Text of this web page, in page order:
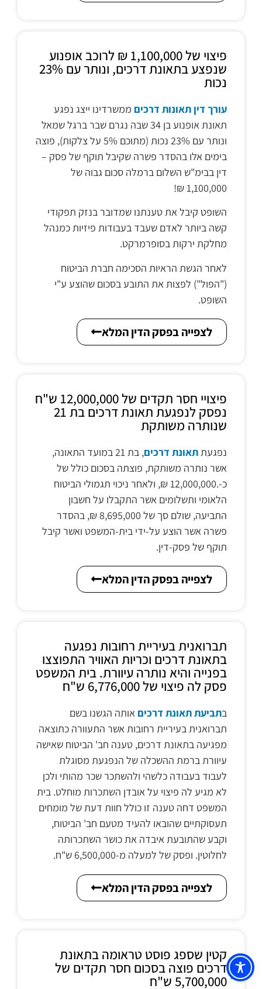
פיצוי של 1,100,000 ₪ לרוכב אופנוע
שנפצע בתאונת דרכים, ונותר עם 23%
נכות
עורך דין תאונות דרכים ממשרדינו ייצג נפגע
תאונת אופנוע בן 34 שבה נגרם שבר ברגל שמאל
ונותר עם 23% נכות (מתוכם 5% על צלקות), פוצה
בימים אלו בהסדר פשרה שקיבל תוקף של פסק –
דין בבימ"ש השלום ברמלה סכום גבוה של
1,100,000 ₪!
השופט קיבל את טענתנו שמדובר בנזק תפקודי
קשה ביותר לאדם שעבד בעבודות פיזיות כמנהל
מחלקת ירקות בסופרמרקט.
לאחר הגשת הראיות הסכימה חברת הביטוח
("הפול") לפצות את התובע בסכום שהוצע ע"י
השופט.
לצפייה בפסק הדין המלא
פיצויי חסר תקדים של 12,000,000 ש"ח
נפסק לנפגעת תאונת דרכים בת 21
שנותרה משותקת
נפגעתתאונת דרכים
, בת 21 במועד התאונה,
אשר נותרה משותקת, פוצתה בסכום כולל של
כ-.12,000,000 ₪, ולאחר ניכוי תגמולי הביטוח
הלאומי ותשלומים אשר התקבלו על חשבון
התביעה, שולם סך של 8,695,000 ₪, בהסדר
פשרה אשר הוצע על-ידי בית-המשפט ואשר קיבל
תוקף של פסק-דין.
לצפייה בפסק הדין המלא
תברואנית בעיריית רחובות נפגעה
בתאונת דרכים וכריות האוויר התפוצצו
בפנייה והיא נותרה עיוורת. בית המשפט
פסק לה פיצוי של 6,776,000 ש"ח
בתביעת תאונת דרכים אותה הגשנו בשם
תברואנית בעיריית רחובות אשר התעוורה כתוצאה
מפגיעה בתאונת דרכים, טענה חב' הביטוח שאישה
עיוורת ברמת ההשכלה של הנפגעת מסוגלת
לעבוד בעבודה כלשהי ולהשתכר שכר מהותי ולכן
לא מגיע לה פיצוי על אובדן השתכרות מוחלט. בית
המשפט דחה טענה זו כולל חוות דעת של מומחים
תעסוקתיים שהובאו להעיד מטעם חב' הביטוח,
וקבע שהתובעת איבדה את כושר השתכרותה
לחלוטין. ופסק של למעלה מ-6,500,000 ש"ח.
לצפייה בפסק הדין המלא
קטין שספג פוסט טראומה בתאונת
דרכים פוצה בסכום חסר תקדים של
5,700,000 ש"ח